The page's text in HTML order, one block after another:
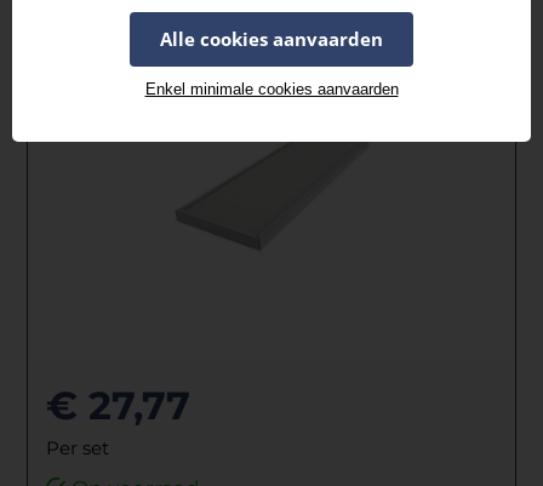
Alle cookies aanvaarden
Enkel minimale cookies aanvaarden
€ 27,77
Per set